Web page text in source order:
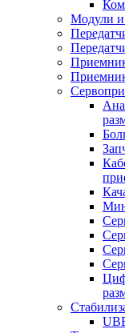
Модули и